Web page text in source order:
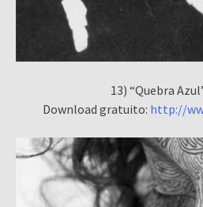
13) “Quebra
Download gratuito: http://